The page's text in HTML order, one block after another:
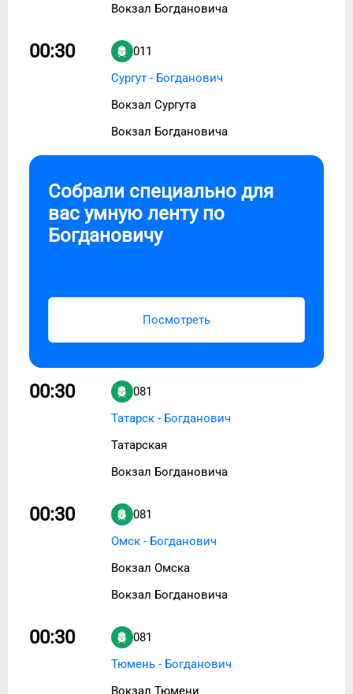
Вокзал Богдановича
00:30
011
Сургут - Богданович
Вокзал Сургута
Вокзал Богдановича
Собрали специально для
вас умную ленту по
Богдановичу
Посмотреть
00:30
081
Татарск - Богданович
Татарская
Вокзал Богдановича
00:30
081
Омск - Богданович
Вокзал Омска
Вокзал Богдановича
00:30
081
Тюмень - Богданович
Вокзал Тюмени